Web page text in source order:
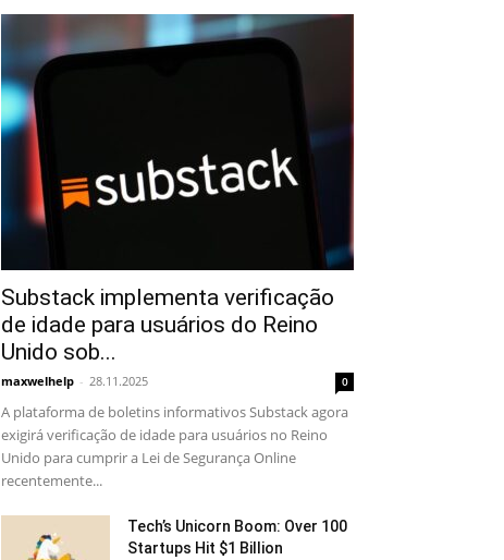
Substack implementa verificação
de idade para usuários do Reino
Unido sob...
maxwelhelp - 28.11.2025 0
A plataforma de boletins informativos Substack agora
exigirá verificação de idade para usuários no Reino
Unido para cumprir a Lei de Segurança Online
recentemente...
Tech’s Unicorn Boom: Over 100
Startups Hit $1 Billion